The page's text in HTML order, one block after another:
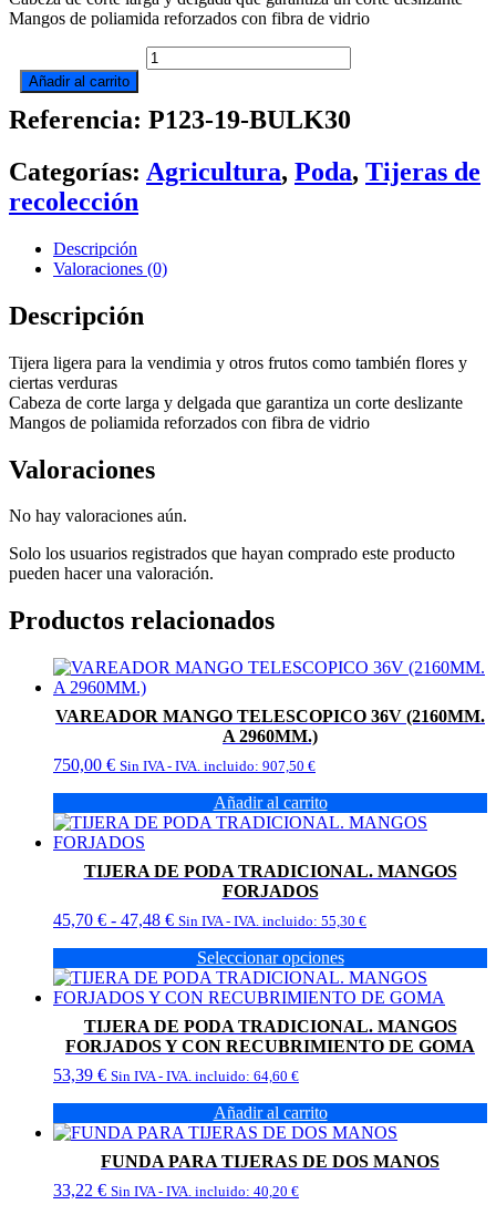
Mangos de poliamida reforzados con fibra de vidrio
TIJERA
DE
Y
RECOLECCIÓN.
DESLIZANTE
Añadir al carrito
Referencia: P123-19-BULK30
Categorías: Agricultura, Poda, Tijeras de
recolección
Descripción
Valoraciones (0)
Descripción
Tijera ligera para la vendimia y otros frutos como también flores y
ciertas verduras
Cabeza de corte larga y delgada que garantiza un corte deslizante
Mangos de poliamida reforzados con fibra de vidrio
Valoraciones
No hay valoraciones aún.
Solo los usuarios registrados que hayan comprado este producto
pueden hacer una valoración.
Productos relacionados
VAREADOR MANGO TELESCOPICO 36V (2160MM.
A 2960MM.)
750,00 € Sin IVA - IVA. incluido: 907,50 €
Añadir al carrito
TIJERA DE PODA TRADICIONAL. MANGOS
FORJADOS
45,70 € - 47,48 €Rango
precios:
desde
45,70 €
hasta
47,48 €
Sin IVA - IVA. incluido: 55,30 €
Seleccionar opciones
Este
producto
tiene
múltiples
variantes.
Las
pueden
la
TIJERA DE PODA TRADICIONAL. MANGOS
FORJADOS Y CON RECUBRIMIENTO DE GOMA
53,39 € Sin IVA - IVA. incluido: 64,60 €
Añadir al carrito
FUNDA PARA TIJERAS DE DOS MANOS
33,22 € Sin IVA - IVA. incluido: 40,20 €